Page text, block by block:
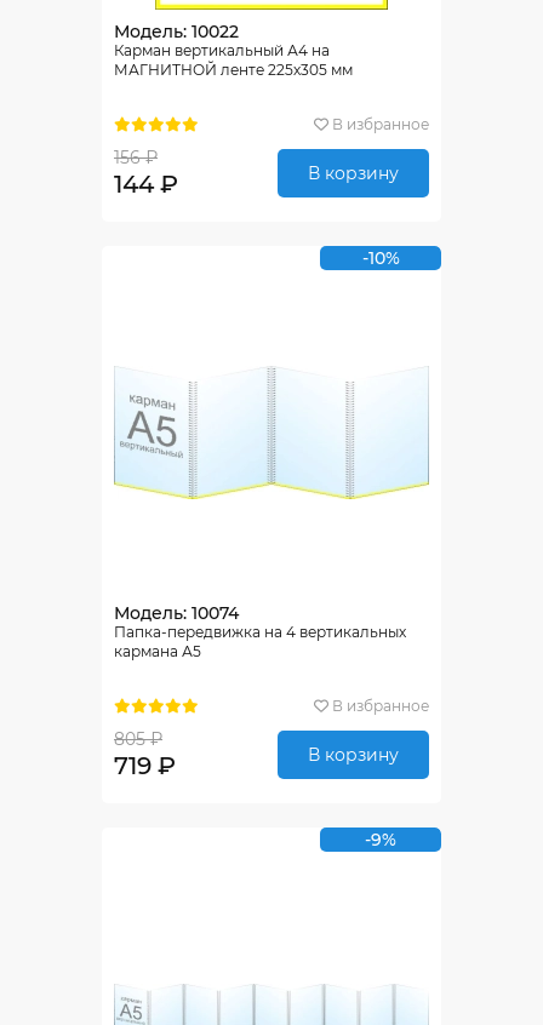
Модель: 10022
Карман вертикальный А4 на
МАГНИТНОЙ ленте 225х305 мм
В избранное
156 ₽
144 ₽ В корзину
-10%
Модель: 10074
Папка-передвижка на 4 вертикальных
кармана А5
В избранное
805 ₽
719 ₽ В корзину
-9%